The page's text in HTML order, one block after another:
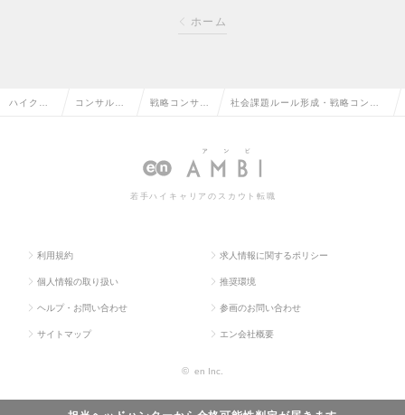
ホーム
ハイクラ コンサルタ 戦略コンサル 社会課題ルール形成・戦略コンサ
若手ハイキャリアのスカウト転職
利用規約 求人情報に関するポリシー
個人情報の取り扱い 推奨環境
ヘルプ・お問い合わせ 参画のお問い合わせ
サイトマップ エン会社概要
© en Inc.